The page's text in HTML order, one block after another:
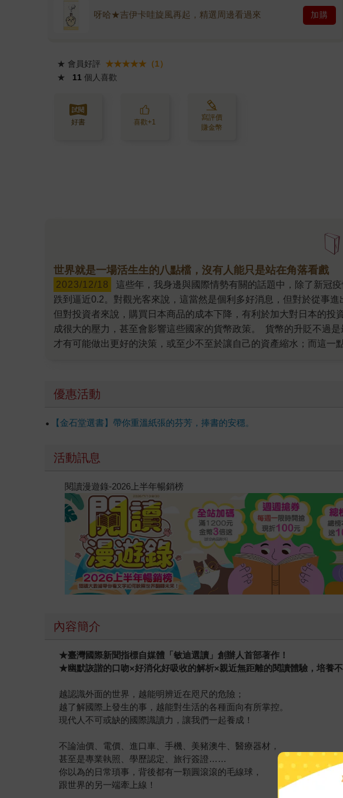
呀哈★吉伊卡哇旋風再起，精選周邊看過來 加購
★ 會員好評
★★★★★（1）
★
11 個人喜歡
好書 喜歡+1
寫評價
賺金幣
世界就是一場活生生的八點檔，沒有人能只是站在角落看戲
2023/12/18
跌到逼近0.2。對觀光客來說，這當然是個利多好消息，但對於從事
但對投資者來說，購買日本商品的成本下降，有利於加大對日本的
成很大的壓力，甚至會影響這些國家的貨幣政策。 貨幣的升貶不過
才有可能做出更好的決策，或至少不至於讓自己的資產縮水；而這
作或反目……都是各方因素糾纏後的結果，很難出於單一因素，也很
線球，跟世界的另一端牽上線。」 早就沒有人能置身世界之外了。
無論魏晉」放在現代也只能說不切實際。個人的選擇和行為在細微
同歷史文化的了解，除了能幫助我們掌握跨文化溝通、培養同理心，
好的（塞進你懷裡），你看看，我們就當結個緣（被拖走）……
優惠活動
【金石堂選書】帶你重溫紙張的芬芳，捧書的安穩。
活動訊息
閱讀漫遊錄-2026上半年暢銷榜
內容簡介
★臺灣國際新聞指標自媒體「敏迪選讀」創辦人首部著作！
★幽默詼諧的口吻×好消化好吸收的解析×親近無距離的閱讀體驗，培養
越認識外面的世界，越能明辨近在咫尺的危險；
越了解國際上發生的事，越能對生活的各種面向有所掌控。
現代人不可或缺的國際識讀力，讓我們一起養成！
不論油價、電價、進口車、手機、美豬澳牛、醫療器材，
甚至是專業執照、學歷認定、旅行簽證……
你以為的日常瑣事，背後都有一顆圓滾滾的毛線球，
跟世界的另一端牽上線！